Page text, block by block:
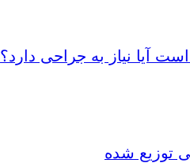
آیا نیاز به جراحی دارد؟
توزیع شده